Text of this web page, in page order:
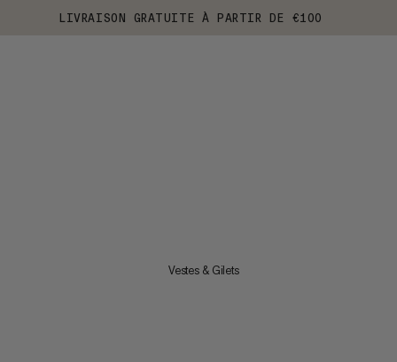
LIVRAISON GRATUITE À PARTIR DE €100
Vestes & Gilets